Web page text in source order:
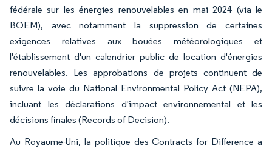
fédérale sur les énergies renouvelables en mai 2024 (via le
BOEM), avec notamment la suppression de certaines
exigences relatives aux bouées météorologiques et
l'établissement d'un calendrier public de location d'énergies
renouvelables. Les approbations de projets continuent de
suivre la voie du National Environmental Policy Act (NEPA),
incluant les déclarations d'impact environnemental et les
décisions finales (Records of Decision).
Au Royaume-Uni, la politique des Contracts for Difference a